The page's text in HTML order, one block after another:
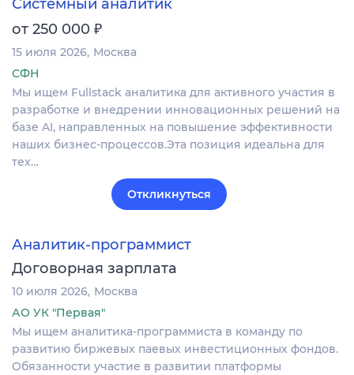
Системный аналитик
от 250 000 ₽
15 июля 2026 Москва
СФН
Мы ищем Fullstack аналитика для активного участия в
разработке и внедрении инновационных решений на
базе AI, направленных на повышение эффективности
наших бизнес-процессов.Эта позиция идеальна для
тех…
Откликнуться
Аналитик-программист
Договорная зарплата
10 июля 2026 Москва
АО УК "Первая"
Мы ищем аналитика-программиста в команду по
развитию биржевых паевых инвестиционных фондов.
Обязанности участие в развитии платформы